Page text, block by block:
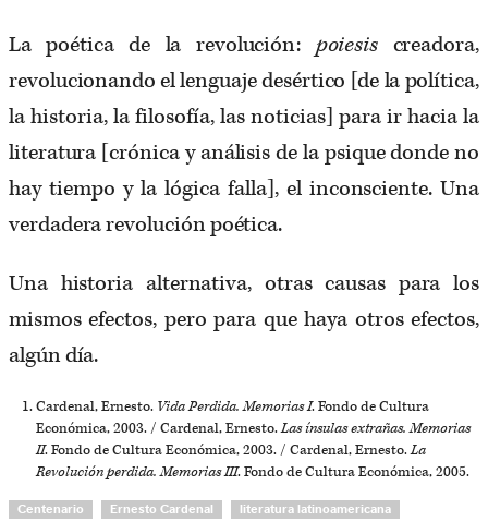
La poética de la revolución: poiesis creadora,
revolucionando el lenguaje desértico [de la política,
la historia, la filosofía, las noticias] para ir hacia la
literatura [crónica y análisis de la psique donde no
hay tiempo y la lógica falla], el inconsciente. Una
verdadera revolución poética.
Una historia alternativa, otras causas para los
mismos efectos, pero para que haya otros efectos,
algún día.
Cardenal, Ernesto. Vida Perdida. Memorias I. Fondo de Cultura
Económica, 2003. / Cardenal, Ernesto.Las ínsulas extrañas. Memorias
II. Fondo de Cultura Económica, 2003. / Cardenal, Ernesto.La
Revolución perdida. Memorias III. Fondo de Cultura Económica, 2005.
Centenario Ernesto Cardenal literatura latinoamericana